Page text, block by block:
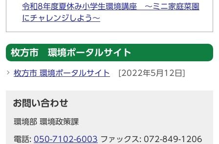
令和8年度夏休み小学生環境講座 ～ミニ家庭菜園
にチャレンジしよう～
枚方市 環境ポータルサイト
枚方市 環境ポータルサイト [2022年5月12日]
お問い合わせ
環境部 環境政策課
電話: 050-7102-6003 ファックス: 072-849-1206